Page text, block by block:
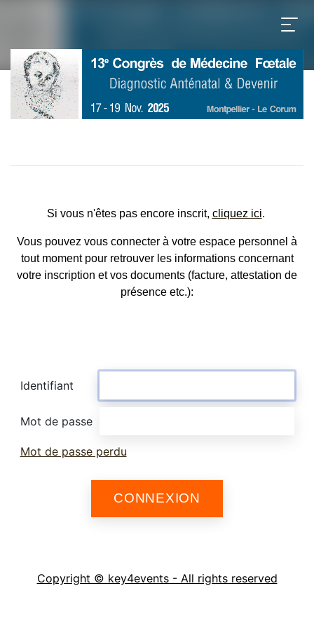
Si vous n'êtes pas encore inscrit, cliquez ici.
Vous pouvez vous connecter à votre espace personnel à
tout moment pour retrouver les informations concernant
votre inscription et vos documents (facture, attestation de
présence etc.):
Identifiant
Mot de passe
Mot de passe perdu
Copyright © key4events - All rights reserved